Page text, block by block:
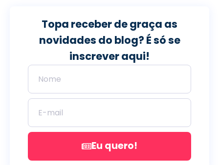
Topa receber de graça as
novidades do blog? É só se
inscrever aqui!
Eu quero!